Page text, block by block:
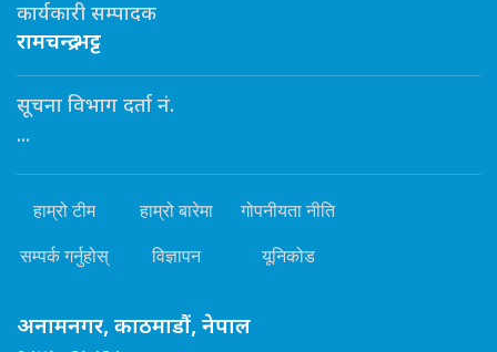
कार्यकारी सम्पादक
रामचन्द्र भट्ट
सूचना विभाग दर्ता नं.
...
हाम्रो टीम हाम्रो बारेमा गोपनीयता नीति
सम्पर्क गर्नुहोस् विज्ञापन यूनिकोड
अनामनगर, काठमाडौं, नेपाल